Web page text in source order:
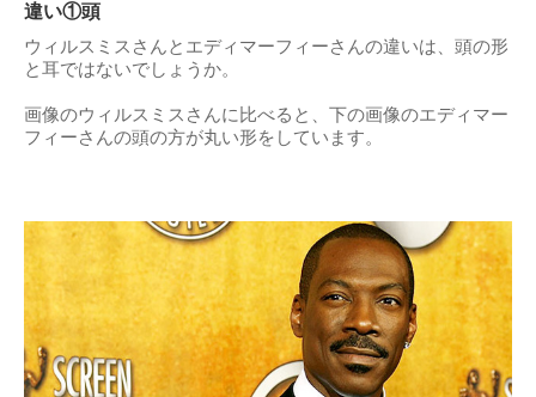
違い①頭
ウィルスミスさんとエディマーフィーさんの違いは、頭の形
と耳ではないでしょうか。
画像のウィルスミスさんに比べると、下の画像のエディマー
フィーさんの頭の方が丸い形をしています。